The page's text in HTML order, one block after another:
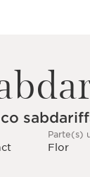
Parte(s)
Flor